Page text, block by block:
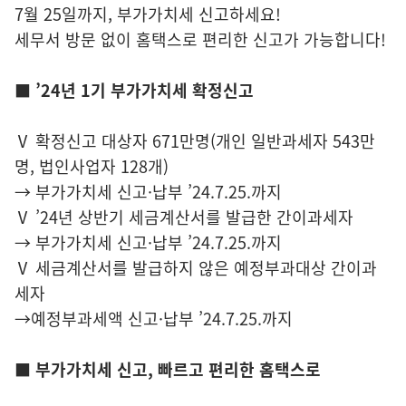
7월 25일까지, 부가가치세 신고하세요!
세무서 방문 없이 홈택스로 편리한 신고가 가능합니다!
■ ’24년 1기 부가가치세 확정신고
Ⅴ 확정신고 대상자 671만명(개인 일반과세자 543만
명, 법인사업자 128개)
→ 부가가치세 신고·납부 ’24.7.25.까지
Ⅴ ’24년 상반기 세금계산서를 발급한 간이과세자
→ 부가가치세 신고·납부 ’24.7.25.까지
Ⅴ 세금계산서를 발급하지 않은 예정부과대상 간이과
세자
→예정부과세액 신고·납부 ’24.7.25.까지
■ 부가가치세 신고, 빠르고 편리한 홈택스로